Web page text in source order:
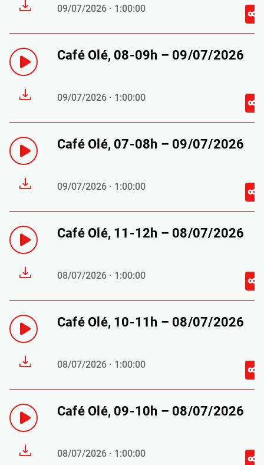
09/07/2026 · 1:00:00
Café Olé, 08-09h – 09/07/2026
09/07/2026 · 1:00:00
Café Olé, 07-08h – 09/07/2026
09/07/2026 · 1:00:00
Café Olé, 11-12h – 08/07/2026
08/07/2026 · 1:00:00
Café Olé, 10-11h – 08/07/2026
08/07/2026 · 1:00:00
Café Olé, 09-10h – 08/07/2026
08/07/2026 · 1:00:00